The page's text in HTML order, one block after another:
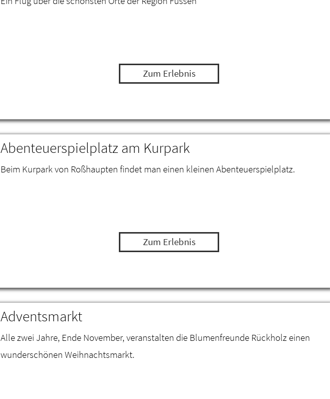
Zum Erlebnis
Abenteuerspielplatz am Kurpark
Beim Kurpark von Roßhaupten findet man einen kleinen Abenteuerspielplatz.
Zum Erlebnis
Adventsmarkt
Alle zwei Jahre, Ende November, veranstalten die Blumenfreunde Rückholz einen
wunderschönen Weihnachtsmarkt.